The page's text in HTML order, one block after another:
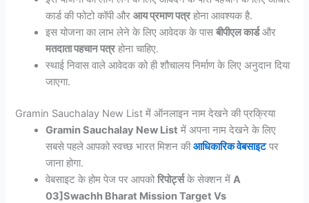
कार्ड की फोटो कॉपी औरआय प्रमाण पत्रहोना आवश्यक है.
इस योजना का लाभ लेने के लिए आवेदक के पासबीपीएल कार्डऔर
मतदाता पहचान पत्रहोना चाहिए.
स्थाई निवास वाले आवेदक को ही शौचालय निर्माण के लिए अनुदान दिया
जाएगा.
Gramin Sauchalay New List में ऑनलाइन नाम देखने की प्रक्रिया
Gramin Sauchalay New List में अपना नाम देखने के लिए
सबसे पहले आपको स्वच्छ भारत मिशन कीआधिकारिक वेबसाइटपर
जाना होगा.
वेबसाइट के होम पेज पर आपकोरिपोर्ट्सके सेक्शन मेंA
03]Swachh Bharat Mission Target Vs